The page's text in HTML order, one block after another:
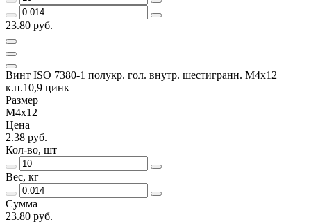
23.80 руб.
Винт ISO 7380-1 полукр. гол. внутр. шестигранн. М4х12
к.п.10,9 цинк
Размер
М4х12
Цена
2.38 руб.
Кол-во, шт
Вес, кг
Сумма
23.80 руб.